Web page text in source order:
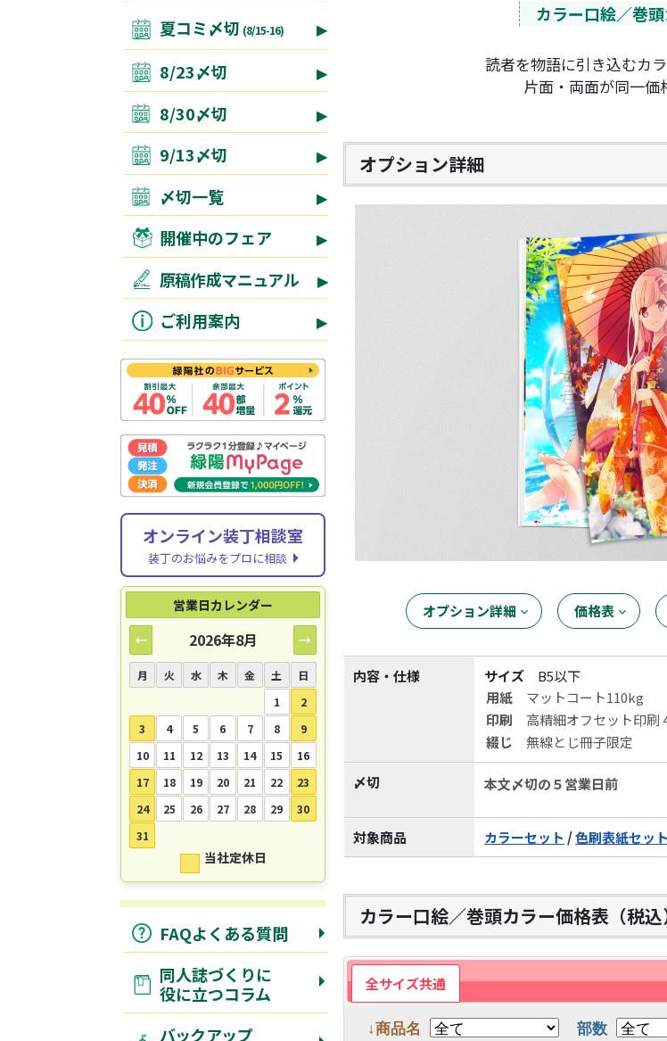
カラー口絵／巻
読者を物語に引き込むカ
片面・両面が同一価
オプション詳細
オプション詳細 価格表
内容・仕様 サイズ B5以下
用紙マットコート110kg
印刷 高精細オフセット印刷
綴じ 無線とじ冊子限定
〆切 本文〆切の５営業日前
対象商品 カラーセット /色刷表紙セット
カラー口絵／巻頭カラー価格表（税込
全サイズ共通
↓商品名 部数
夏コミ〆切 (8/15-16)
8/23〆切
8/30〆切
9/13〆切
〆切一覧
開催中のフェア
原稿作成マニュアル
ご利用案内
オンライン装丁相談室
装丁のお悩みをプロに相談
営業日カレンダー
←
2026年8月 →
月 火 水 木 金 土
日
1
2
3
4 5 6 7 8
9
10
11 12 13 14 15
16
17
18 19 20 21 22
23
24
25 26 27 28 29
30
31
当社定休日
FAQよくある質問
同人誌づくりに
役に立つコラム
バックアップ